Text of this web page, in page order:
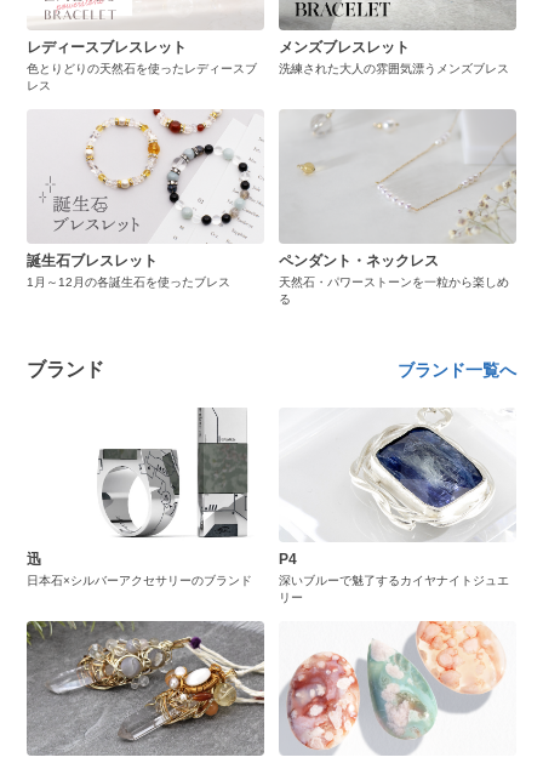
レディースブレスレット
色とりどりの天然石を使ったレディースブ
レス
メンズブレスレット
洗練された大人の雰囲気漂うメンズブレス
誕生石ブレスレット
1月～12月の各誕生石を使ったブレス
ペンダント・ネックレス
天然石・パワーストーンを一粒から楽しめ
る
ブランド ブランド一覧へ
迅
日本石×シルバーアクセサリーのブランド
P4
深いブルーで魅了するカイヤナイトジュエ
リー